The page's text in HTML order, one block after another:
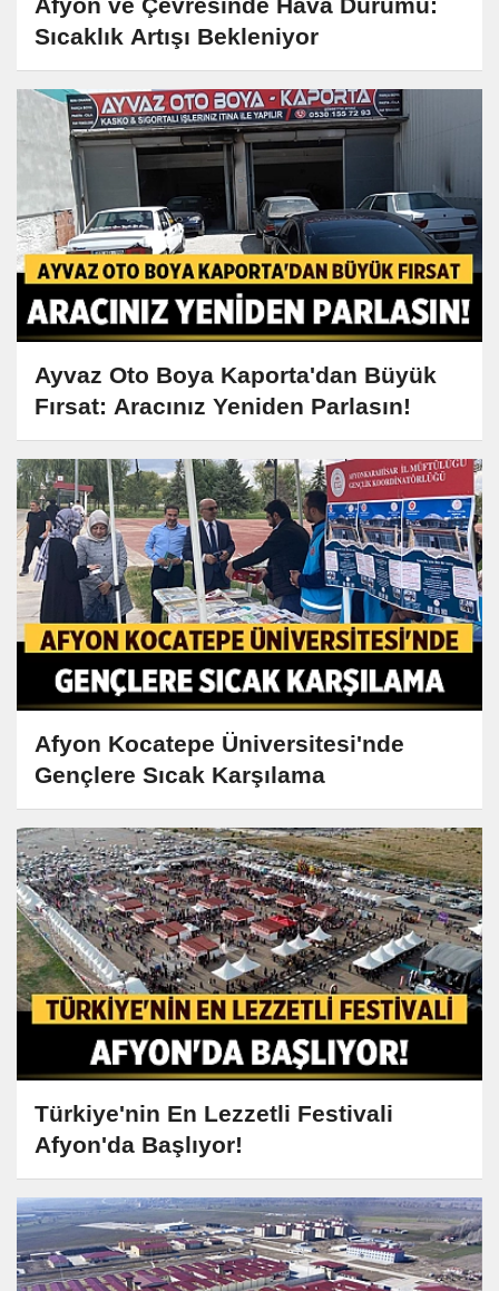
Afyon ve Çevresinde Hava Durumu:
Sıcaklık Artışı Bekleniyor
Ayvaz Oto Boya Kaporta'dan Büyük
Fırsat: Aracınız Yeniden Parlasın!
Afyon Kocatepe Üniversitesi'nde
Gençlere Sıcak Karşılama
Türkiye'nin En Lezzetli Festivali
Afyon'da Başlıyor!